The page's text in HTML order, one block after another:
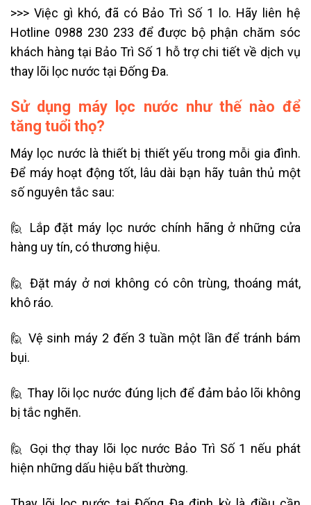
>>> Việc gì khó, đã có Bảo Trì Số 1 lo. Hãy liên hệ
Hotline 0988 230 233 để được bộ phận chăm sóc
khách hàng tại Bảo Trì Số 1 hỗ trợ chi tiết về dịch vụ
thay lõi lọc nước tại Đống Đa.
Sử dụng máy lọc nước như thế nào để
tăng tuổi thọ?
Máy lọc nước là thiết bị thiết yếu trong mỗi gia đình.
Để máy hoạt động tốt, lâu dài bạn hãy tuân thủ một
số nguyên tắc sau:
🙋 Lắp đặt máy lọc nước chính hãng ở những cửa
hàng uy tín, có thương hiệu.
🙋 Đặt máy ở nơi không có côn trùng, thoáng mát,
khô ráo.
🙋 Vệ sinh máy 2 đến 3 tuần một lần để tránh bám
bụi.
🙋 Thay lõi lọc nước đúng lịch để đảm bảo lõi không
bị tắc nghẽn.
🙋 Gọi thợ thay lõi lọc nước Bảo Trì Số 1 nếu phát
hiện những dấu hiệu bất thường.